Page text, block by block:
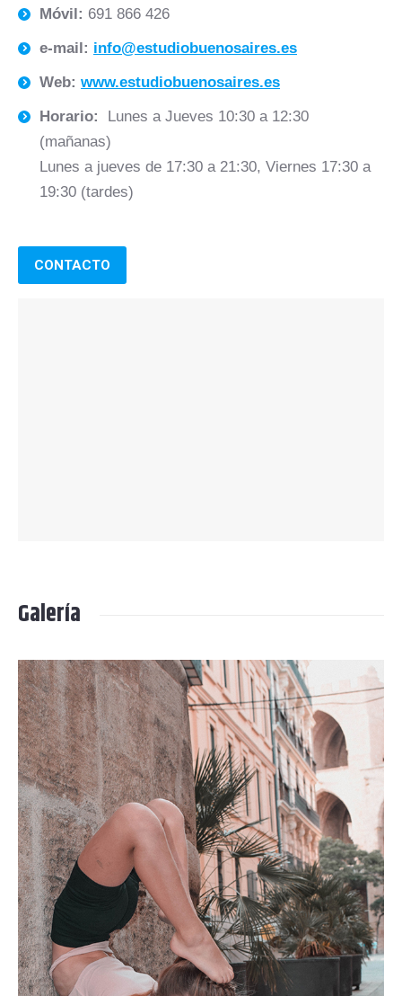
Móvil: 691 866 426
e-mail: info@estudiobuenosaires.es
Web: www.estudiobuenosaires.es
Horario: Lunes a Jueves 10:30 a 12:30
(mañanas)
Lunes a jueves de 17:30 a 21:30, Viernes 17:30 a
19:30 (tardes)
CONTACTO
Galería